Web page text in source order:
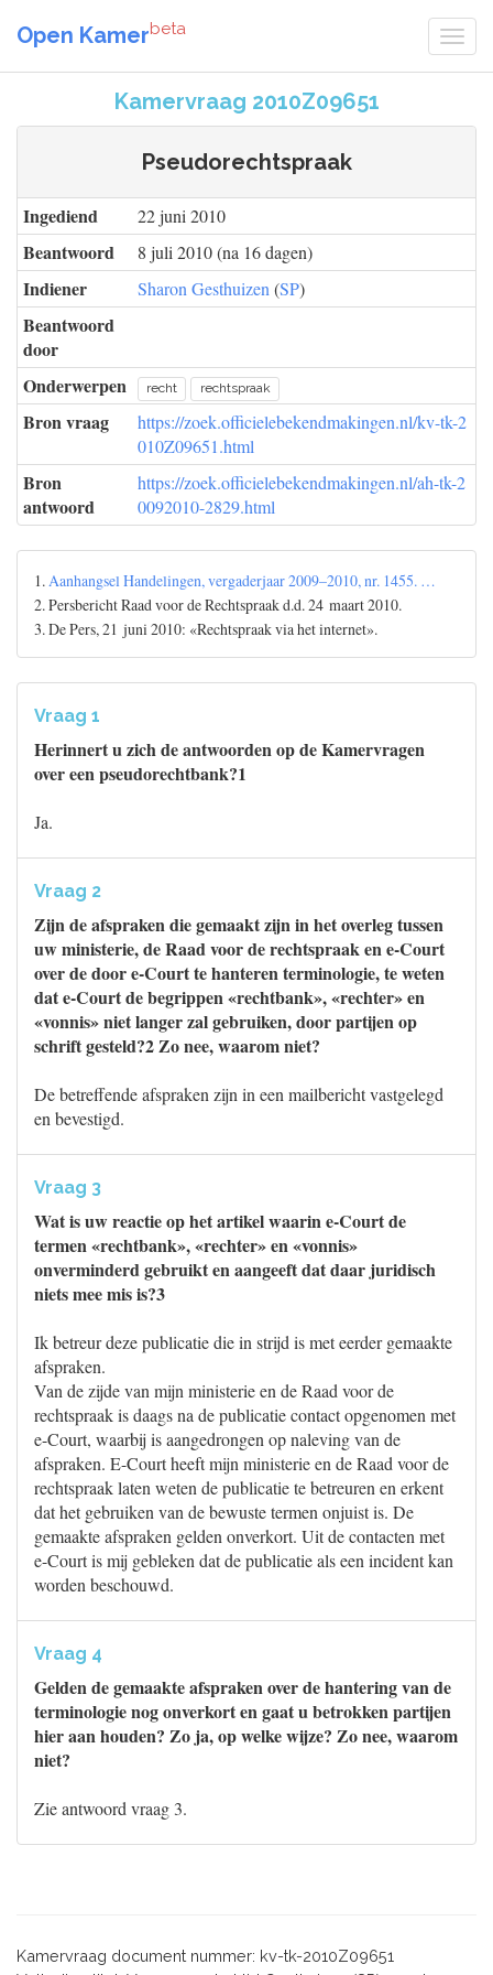
Open Kamerbeta
Kamervraag 2010Z09651
Pseudorechtspraak
Ingediend 22 juni 2010
Beantwoord 8 juli 2010 (na 16 dagen)
Indiener Sharon Gesthuizen (SP)
Beantwoord
door
Onderwerpen
recht rechtspraak
Bron vraag
https://zoek.officielebekendmakingen.nl/kv-tk-2
010Z09651.html
Bron
antwoord
https://zoek.officielebekendmakingen.nl/ah-tk-2
0092010-2829.html
1.Aanhangsel Handelingen, vergaderjaar 2009–2010, nr. 1455. …
2. Persbericht Raad voor de Rechtspraak d.d. 24 maart 2010.
3. De Pers, 21 juni 2010: «Rechtspraak via het internet».
Vraag 1
Herinnert u zich de antwoorden op de Kamervragen
over een pseudorechtbank?1
Ja.
Vraag 2
Zijn de afspraken die gemaakt zijn in het overleg tussen
uw ministerie, de Raad voor de rechtspraak en e-Court
over de door e-Court te hanteren terminologie, te weten
dat e-Court de begrippen «rechtbank», «rechter» en
«vonnis» niet langer zal gebruiken, door partijen op
schrift gesteld?2 Zo nee, waarom niet?
De betreffende afspraken zijn in een mailbericht vastgelegd
en bevestigd.
Vraag 3
Wat is uw reactie op het artikel waarin e-Court de
termen «rechtbank», «rechter» en «vonnis»
onverminderd gebruikt en aangeeft dat daar juridisch
niets mee mis is?3
Ik betreur deze publicatie die in strijd is met eerder gemaakte
afspraken.
Van de zijde van mijn ministerie en de Raad voor de
rechtspraak is daags na de publicatie contact opgenomen met
e-Court, waarbij is aangedrongen op naleving van de
afspraken. E-Court heeft mijn ministerie en de Raad voor de
rechtspraak laten weten de publicatie te betreuren en erkent
dat het gebruiken van de bewuste termen onjuist is. De
gemaakte afspraken gelden onverkort. Uit de contacten met
e-Court is mij gebleken dat de publicatie als een incident kan
worden beschouwd.
Vraag 4
Gelden de gemaakte afspraken over de hantering van de
terminologie nog onverkort en gaat u betrokken partijen
hier aan houden? Zo ja, op welke wijze? Zo nee, waarom
niet?
Zie antwoord vraag 3.
Kamervraag document nummer: kv-tk-2010Z09651